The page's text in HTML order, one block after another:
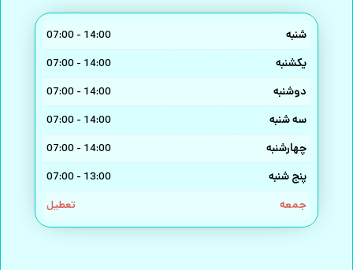
شنبه 14:00 - 07:00
یکشنبه 14:00 - 07:00
دوشنبه 14:00 - 07:00
سه شنبه 14:00 - 07:00
چهارشنبه 14:00 - 07:00
پنج شنبه 13:00 - 07:00
جمعه تعطیل